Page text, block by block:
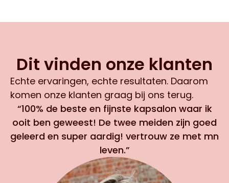
Dit vinden onze klanten
Echte ervaringen, echte resultaten. Daarom
komen onze klanten graag bij ons terug.
“100% de beste en fijnste kapsalon waar ik
ooit ben geweest! De twee meiden zijn goed
geleerd en super aardig! vertrouw ze met mn
leven.”